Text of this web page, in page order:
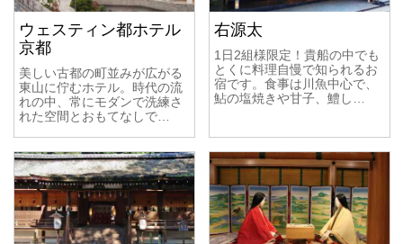
ウェスティン都ホテル
京都
美しい古都の町並みが広がる
東山に佇むホテル。時代の流
れの中、常にモダンで洗練さ
れた空間とおもてなしで…
右源太
1日2組様限定！貴船の中でも
とくに料理自慢で知られるお
宿です。食事は川魚中心で、
鮎の塩焼きや甘子、鱧し…